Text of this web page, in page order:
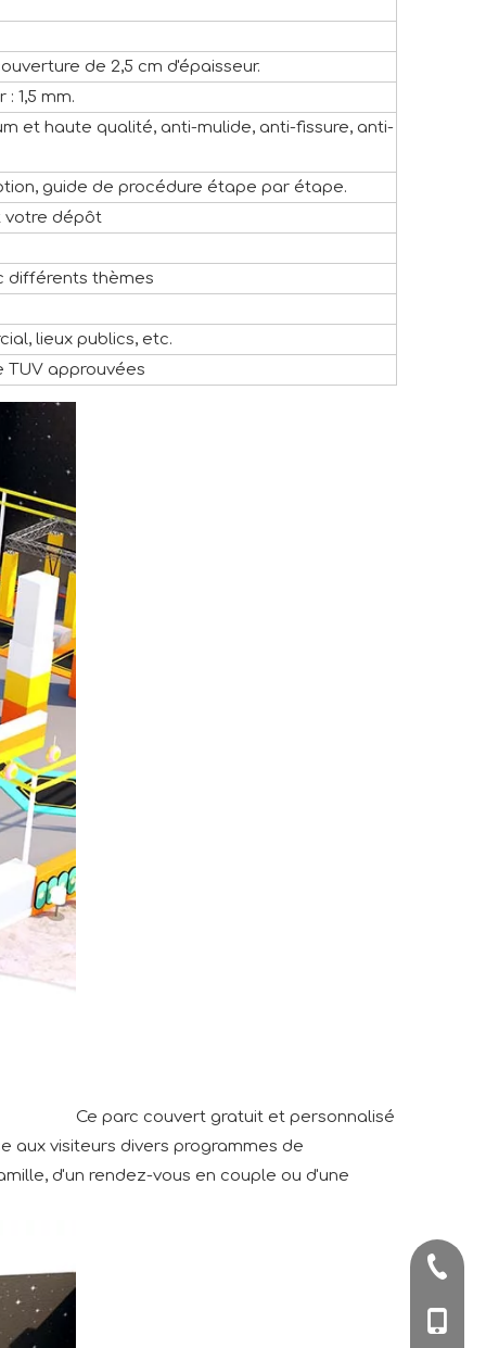
de 2,5 cm d'épaisseur.
1,5 mm.
et haute qualité, anti-mulide, anti-fissure, anti-
guide de procédure étape par étape.
votre dépôt
différents thèmes
lieux publics, etc.
TUV approuvées
Ce parc couvert gratuit et personnalisé
aux visiteurs divers programmes de
d'un rendez-vous en couple ou d'une
+86-